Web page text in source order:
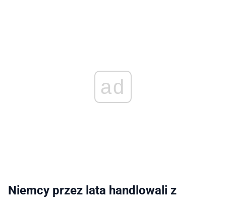
ad
Niemcy przez lata handlowali z